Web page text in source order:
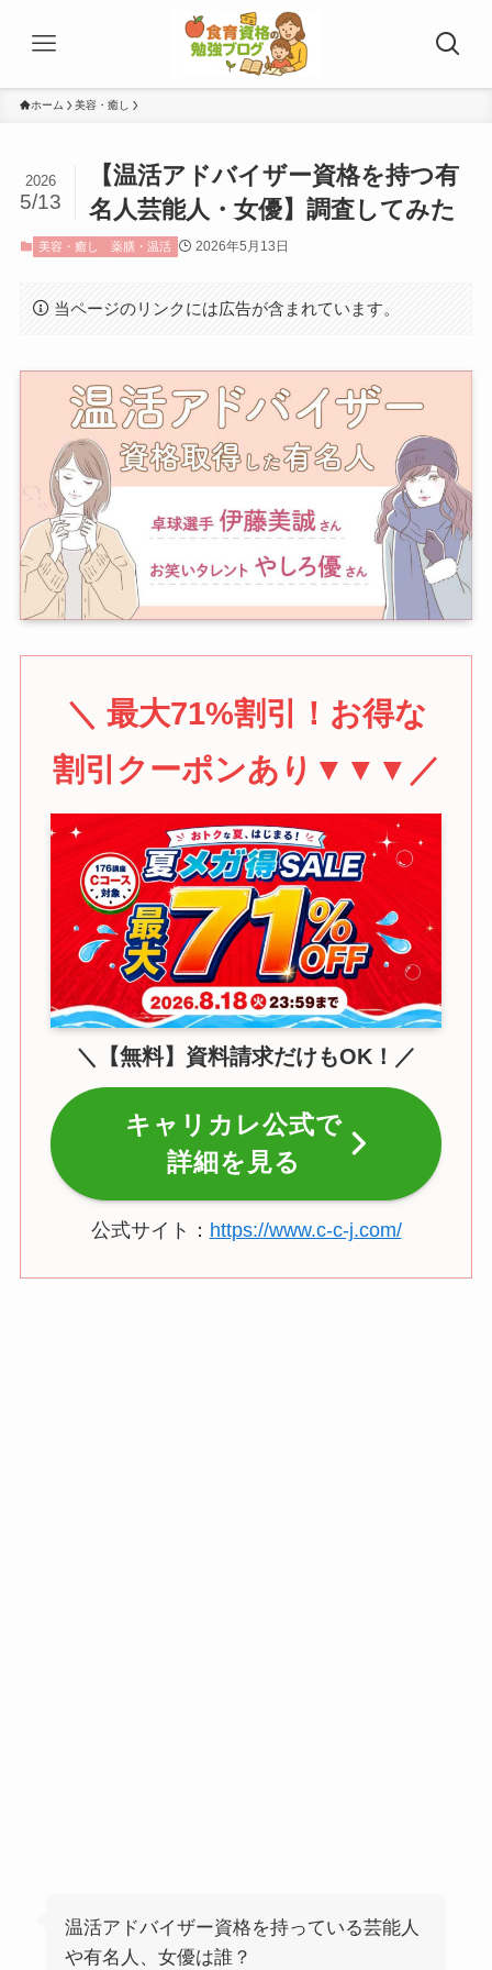
ホーム 美容・癒し
【温活アドバイザー資格を持つ有
名人芸能人・女優】調査してみた
2026
5/13
美容・癒し 薬膳・温活 2026年5月13日
当ページのリンクには広告が含まれています。
＼ 最大71%割引！お得な
割引クーポンあり▼▼▼／
＼【無料】資料請求だけもOK！／
キャリカレ公式で
詳細を見る
公式サイト： https://www.c-c-j.com/
温活アドバイザー資格を持っている芸能人
や有名人、女優は誰？